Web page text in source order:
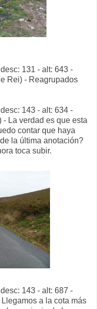
131 - alt: 643 -
Rei) - Reagrupados
143 - alt: 634 -
La verdad es que esta
contar que haya
la última anotación?
toca subir.
143 - alt: 687 -
a la cota más